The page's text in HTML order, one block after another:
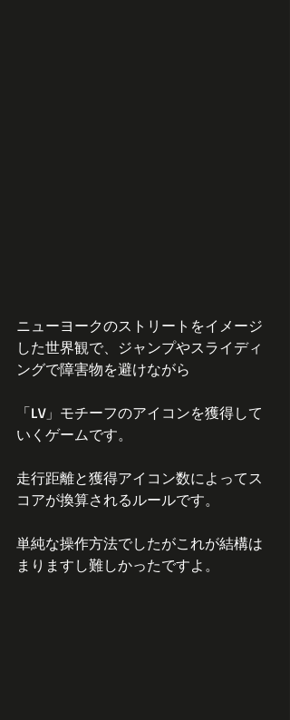
ニューヨークのストリートをイメージ
した世界観で、ジャンプやスライディ
ングで障害物を避けながら
「LV」モチーフのアイコンを獲得して
いくゲームです。
走行距離と獲得アイコン数によってス
コアが換算されるルールです。
単純な操作方法でしたがこれが結構は
まりますし難しかったですよ。